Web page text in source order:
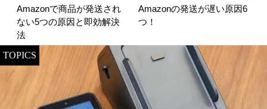
Amazonで商品が発送され
ない5つの原因と即効解決
法
Amazonの発送が遅い原因6
つ！
TOPICS